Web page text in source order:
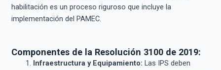
habilitación es un proceso riguroso que incluye la
implementación del PAMEC.
Componentes de la Resolución 3100 de 2019:
Infraestructura y Equipamiento: Las IPS deben